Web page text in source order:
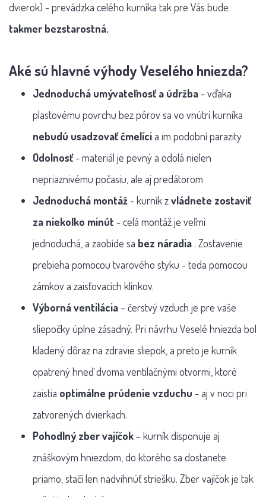
dvierok) - prevádzka celého kurníka tak pre Vás bude
takmer bezstarostná.
Aké sú hlavné výhody Veselého hniezda?
Jednoduchá umývateľnosť a údržba - vďaka
plastovému povrchu bez pórov sa vo vnútri kurníka
nebudú usadzovať čmelícia im podobní parazity
Odolnosť- materiál je pevný a odolá nielen
nepriaznivému počasiu, ale aj predátorom
Jednoduchá montáž - kurník zvládnete zostaviť
za niekoľko minút - celá montáž je veľmi
jednoduchá, a zaobíde sa bez náradia . Zostavenie
prebieha pomocou tvarového styku - teda pomocou
zámkov a zaisťovacích klínkov.
Výborná ventilácia – čerstvý vzduch je pre vaše
sliepočky úplne zásadný. Pri návrhu Veselé hniezda bol
kladený dôraz na zdravie sliepok, a preto je kurník
opatrený hneď dvoma ventilačnými otvormi, ktoré
zaistia optimálne prúdenie vzduchu - aj v noci pri
zatvorených dvierkach.
Pohodlný zber vajíčok – kurník disponuje aj
znáškovým hniezdom, do ktorého sa dostanete
priamo, stačí len nadvihnúť striešku. Zber vajíčok je tak